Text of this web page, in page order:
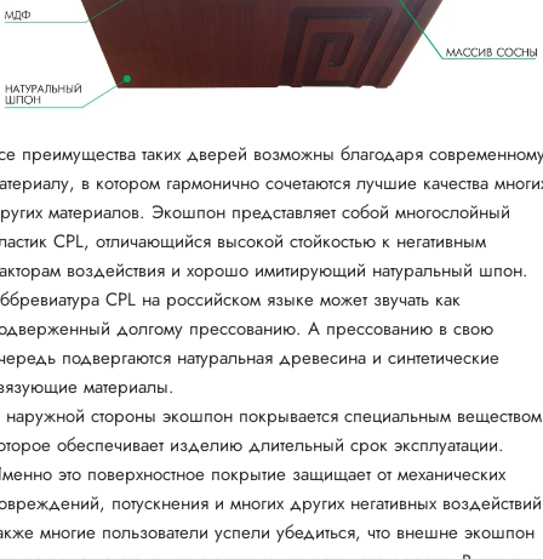
преимущества таких дверей возможны благодаря
в котором гармонично сочетаются лучшие качества
материалов. Экошпон представляет собой многослойный
CPL, отличающийся высокой стойкостью к негативным
воздействия и хорошо имитирующий натуральный шпон.
CPL на российском языке может звучать как
долгому прессованию. А прессованию в свою
подвергаются натуральная древесина и синтетические
материалы.
стороны экошпон покрывается специальным
обеспечивает изделию длительный срок эксплуатации.
это поверхностное покрытие защищает от механических
потускнения и многих других негативных
многие пользователи успели убедиться, что внешне экошпон